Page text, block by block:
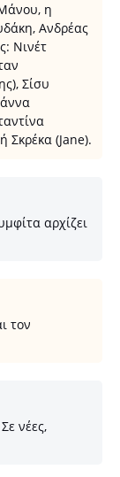
η
Ανδρέας
Νινέτ
Σίσυ
Σκρέκα (Jane).
αρχίζει
τον
νέες,